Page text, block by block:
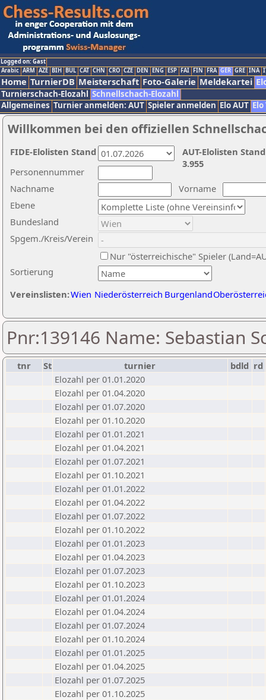
Logged on: Gast
Arabic ARM AZE BIH BUL CAT CHN CRO CZE DEN ENG ESP FAI FIN FRA GER GRE INA
Home TurnierDB Meisterschaft Foto-Galerie Meldekartei
Turnierschach-Elozahl Schnellschach-Elozahl
Allgemeines Turnier anmelden: AUT Spieler anmelden Elo AUT
Willkommen bei den offiziellen
Nachname
Vorname
Ebene
Sortierung
Personennummer
Bundesland
Spgem./Kreis/Verein
Nur "österreichische" Spieler
Vereinslisten:Wien Niederösterreich Burgenland
AUT-Elolisten
3.955
FIDE-Elolisten Stand
Pnr:139146 Name: Sebastian
tnr St turnier bdld rd
Elozahl per 01.01.2020
Elozahl per 01.04.2020
Elozahl per 01.07.2020
Elozahl per 01.10.2020
Elozahl per 01.01.2021
Elozahl per 01.04.2021
Elozahl per 01.07.2021
Elozahl per 01.10.2021
Elozahl per 01.01.2022
Elozahl per 01.04.2022
Elozahl per 01.07.2022
Elozahl per 01.10.2022
Elozahl per 01.01.2023
Elozahl per 01.04.2023
Elozahl per 01.07.2023
Elozahl per 01.10.2023
Elozahl per 01.01.2024
Elozahl per 01.04.2024
Elozahl per 01.07.2024
Elozahl per 01.10.2024
Elozahl per 01.01.2025
Elozahl per 01.04.2025
Elozahl per 01.07.2025
Elozahl per 01.10.2025